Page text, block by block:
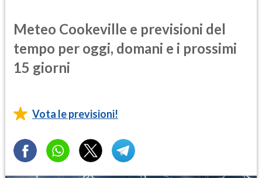
Meteo Cookeville e previsioni del
tempo per oggi, domani e i prossimi
15 giorni
Vota le previsioni!